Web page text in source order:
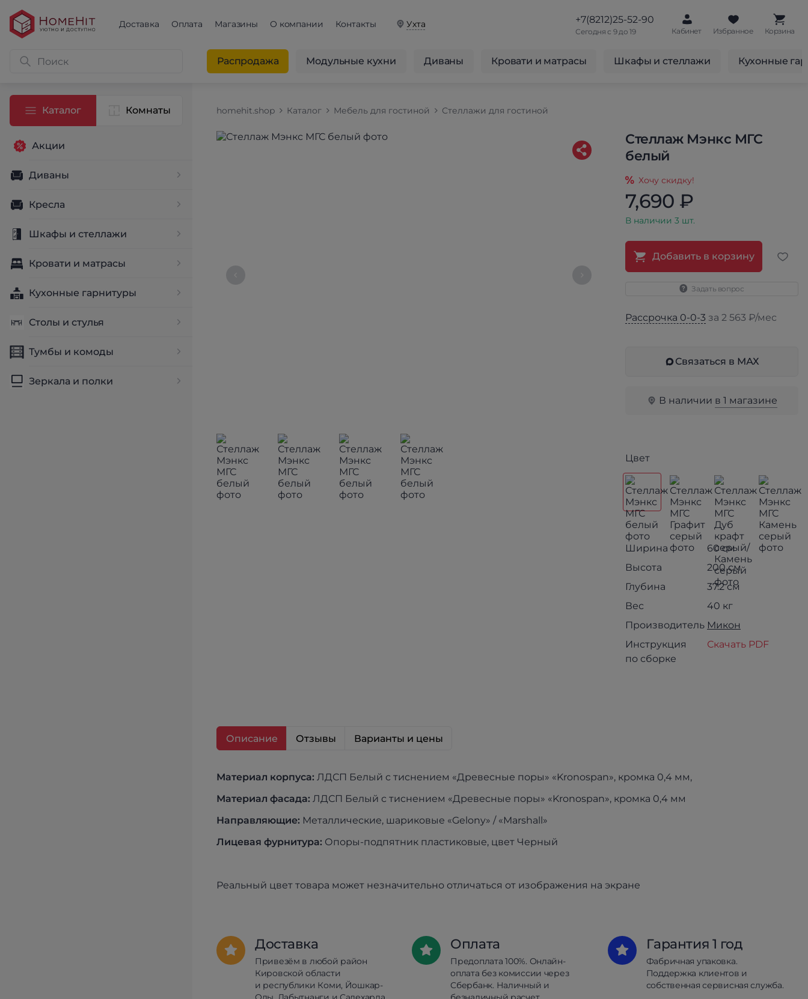
Доставка Оплата Магазины О компании Контакты Ухта +7(8212)25-52-90
Сегодня с 9 до 19 Кабинет Избранное Корзина
Распродажа Модульные кухни Диваны Кровати и матрасы Шкафы и стеллажи Кухонные
Каталог Комнаты
Акции
Диваны
Кресла
Шкафы и стеллажи
Кровати и матрасы
Кухонные гарнитуры
Столы и стулья
Тумбы и комоды
Зеркала и полки
homehit.shop Каталог Мебель для гостиной Стеллажи для гостиной
Стеллаж Мэнкс МГС
белый
Хочу скидку!
7,690 ₽
В наличии 3 шт.
Добавить в корзину
Задать вопрос
Рассрочка 0-0-3 за 2 563 ₽/мес
Связаться в МАХ
В наличии в 1 магазине
Цвет
Ширина
60 см
Высота
200 см
Глубина
37.2 см
Вес
40 кг
Производитель Микон
Инструкция
по сборке
Скачать PDF
Описание Отзывы Варианты и цены
Материал корпуса: ЛДСП Белый с тиснением «Древесные поры» «Kronospan», кромка 0,4 мм,
Материал фасада: ЛДСП Белый с тиснением «Древесные поры» «Kronospan», кромка 0,4 мм
Направляющие: Металлические, шариковые «Gelony» / «Marshall»
Лицевая фурнитура: Опоры-подпятник пластиковые, цвет Черный
Реальный цвет товара может незначительно отличаться от изображения на экране
Доставка
Привезём в любой район
Кировской области
и республики Коми, Йошкар-
Оплата
Предоплата 100%. Онлайн-
оплата без комиссии через
Сбербанк. Наличный и
Гарантия 1 год
Фабричная упаковка.
Поддержка клиентов и
собственная сервисная служба.